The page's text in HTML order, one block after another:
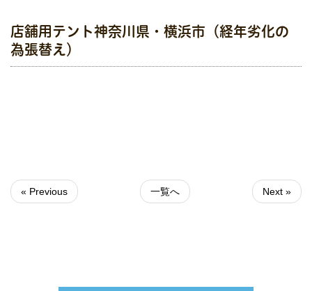
店舗用テント神奈川県・横浜市（経年劣化の
為張替え）
« Previous 一覧へ Next »